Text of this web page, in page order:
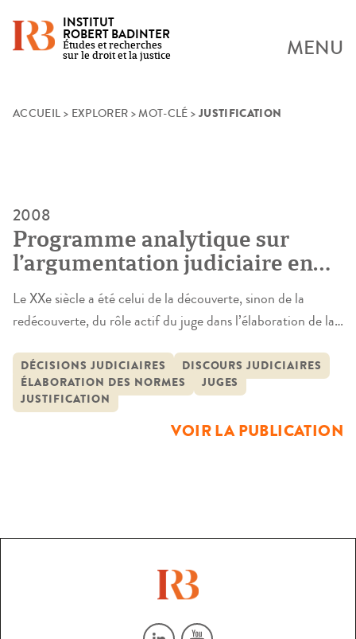
Skip
INSTITUT
ROBERT BADINTER
Études et recherches
sur le droit et la justice
MENU
ACCUEIL > EXPLORER >MOT-CLÉ > JUSTIFICATION
2008
Programme analytique sur
l’argumentation judiciaire en
droit du travail. La justification
de la prémisse normative
Le XXe siècle a été celui de la découverte, sinon de la
redécouverte, du rôle actif du juge dans l’élaboration de la
réduit point à la figure classique de la « bouche de la loi » et
que l’interprète judiciaire participe à la […]
DÉCISIONS JUDICIAIRES
DISCOURS JUDICIAIRES
ÉLABORATION DES NORMES
JUGES
JUSTIFICATION
VOIR LA PUBLICATION